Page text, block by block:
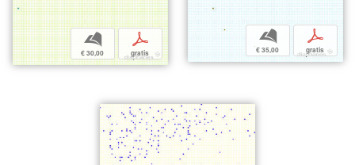
b
€ 30,00
p
gratis
b
€ 35,00
p
gratis